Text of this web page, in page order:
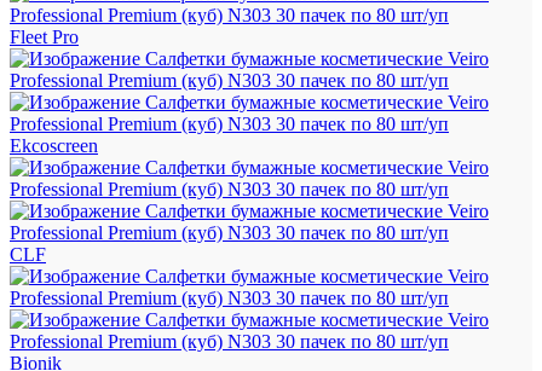
Fleet Pro
Ekcoscreen
CLF
Bionik